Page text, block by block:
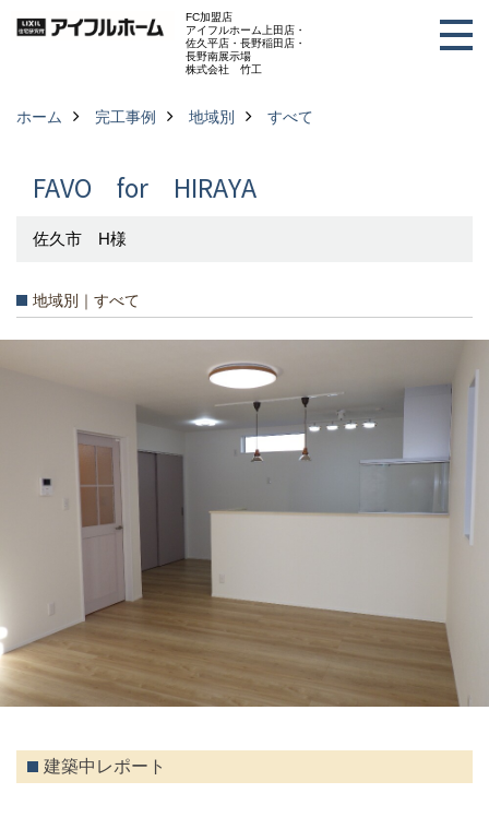
FC加盟店
アイフルホーム上田店・
佐久平店・長野稲田店・
長野南展示場
株式会社 竹工
ホーム 完工事例 地域別 すべて
FAVO for HIRAYA
佐久市 H様
地域別｜すべて
建築中レポート